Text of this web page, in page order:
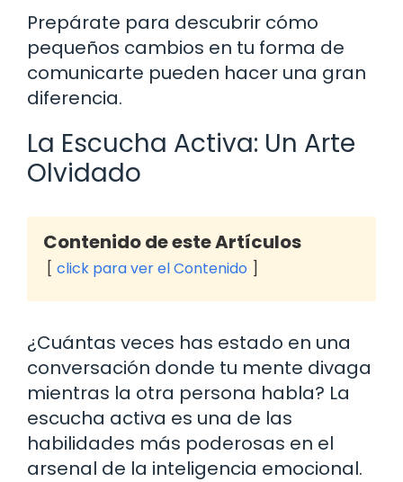
Prepárate para descubrir cómo
pequeños cambios en tu forma de
comunicarte pueden hacer una gran
diferencia.
La Escucha Activa: Un Arte
Olvidado
Contenido de este Artículos
click para ver el Contenido
¿Cuántas veces has estado en una
conversación donde tu mente divaga
mientras la otra persona habla? La
escucha activa es una de las
habilidades más poderosas en el
arsenal de la inteligencia emocional.